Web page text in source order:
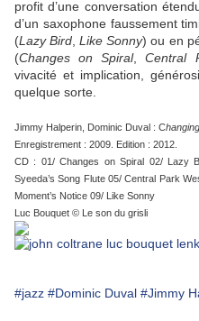
profit d’une conversation
d’un saxophone faussement
(Lazy Bird ,Like Sonny) ou en
(Changes on Spiral,Central
vivacité et implication,
quelque sorte.
Jimmy Halperin, Dominic Duval : C
Enregistrement : 2009. Edition : 2012.
CD : 01/ Changes on Spiral 02/ Lazy
Syeeda’s Song Flute 05/ Central Park
Moment’s Notice 09/ Like Sonny
Luc Bouquet © Le son du grisli
#jazz #Dominic Duval #Jimmy